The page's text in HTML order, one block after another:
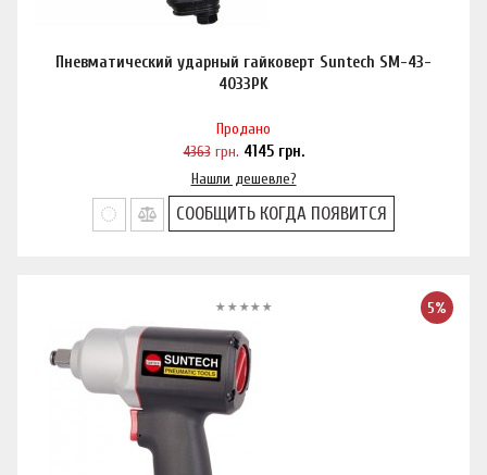
Пневматический ударный гайковерт Suntech SM-43-
4033PK
Продано
4363грн. 4145грн.
Нашли дешевле?
СООБЩИТЬ КОГДА ПОЯВИТСЯ
5%